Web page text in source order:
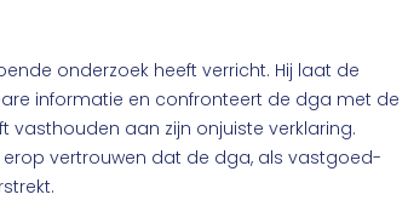
onderzoek heeft verricht. Hij laat de
informatie en confronteert de dga met de
vasthouden aan zijn onjuiste verklaring.
vertrouwen dat de dga, als vastgoed-